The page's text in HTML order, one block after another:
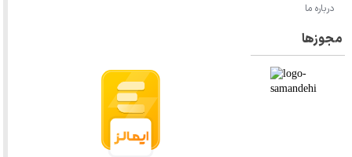
درباره ما
مجوزها